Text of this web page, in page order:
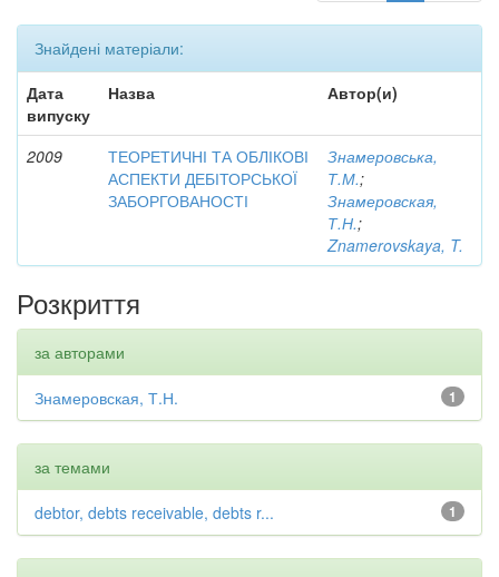
Знайдені матеріали:
Дата
випуску
Назва Автор(и)
2009
ТЕОРЕТИЧНІ ТА ОБЛІКОВІ
АСПЕКТИ ДЕБІТОРСЬКОЇ
ЗАБОРГОВАНОСТІ
Знамеровська,
Т.М.;
Знамеровская,
Т.Н.;
Znamerovskaya, T.
Розкриття
за авторами
1
Знамеровская, Т.Н.
за темами
1
debtor, debts receivable, debts r...